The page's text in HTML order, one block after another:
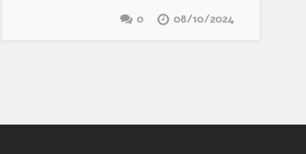
08/10/2024
0